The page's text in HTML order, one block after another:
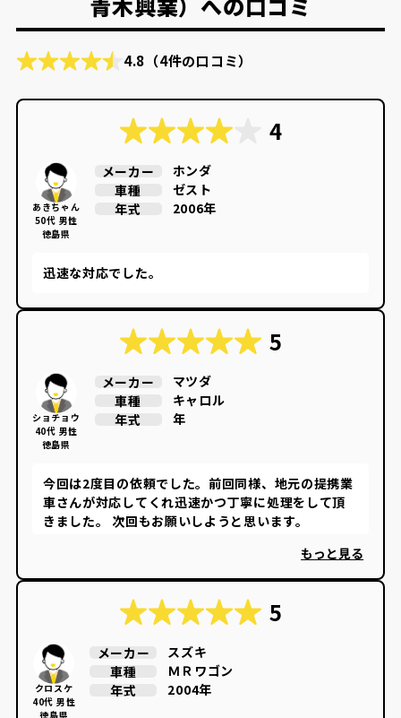
4.8 （4件の口コミ）
4
あきちゃん
50代 男性
徳島県
メーカー
ホンダ
車種
ゼスト
年式
2006年
迅速な対応でした。
5
ショチョウ
40代 男性
徳島県
メーカー
マツダ
車種
キャロル
年式
年
今回は2度目の依頼でした。前回同様、地元の提携業
車さんが対応してくれ迅速かつ丁寧に処理をして頂
きました。 次回もお願いしようと思います。
もっと見る
5
クロスケ
40代 男性
徳島県
メーカー
スズキ
車種
ＭＲワゴン
年式
2004年